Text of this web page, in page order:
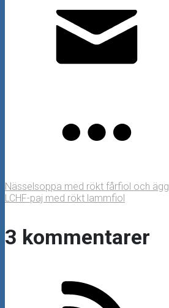
Nässelsoppa med rökt fårfiol och ägg
LCHF-paj med rökt lammfiol
3 kommentarer